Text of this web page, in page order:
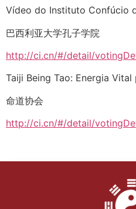
Vídeo do Instituto Confúcio
巴西利亚大学孔子学院
http://ci.cn/#/detail/
Taiji Being Tao: Energia
命道协会
http://ci.cn/#/detail/